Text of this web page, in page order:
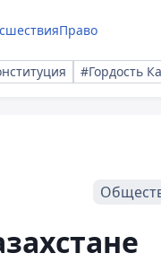
Право
#Гордость